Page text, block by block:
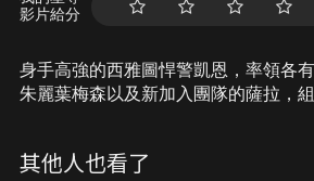
影片給分
身手高強的西雅圖悍警凱恩，率領各
朱麗葉梅森以及新加入團隊的薩拉，
其他人也看了